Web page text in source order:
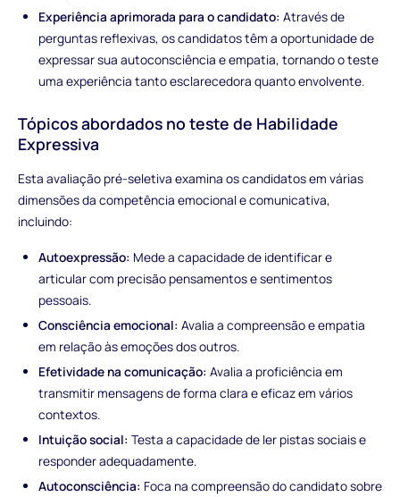
Experiência aprimorada para o candidato: Através de
perguntas reflexivas, os candidatos têm a oportunidade de
expressar sua autoconsciência e empatia, tornando o teste
uma experiência tanto esclarecedora quanto envolvente.
Tópicos abordados no teste de Habilidade
Expressiva
Esta avaliação pré-seletiva examina os candidatos em várias
dimensões da competência emocional e comunicativa,
incluindo:
Autoexpressão: Mede a capacidade de identificar e
articular com precisão pensamentos e sentimentos
pessoais.
Consciência emocional: Avalia a compreensão e empatia
em relação às emoções dos outros.
Efetividade na comunicação: Avalia a proficiência em
transmitir mensagens de forma clara e eficaz em vários
contextos.
Intuição social: Testa a capacidade de ler pistas sociais e
responder adequadamente.
Autoconsciência: Foca na compreensão do candidato sobre